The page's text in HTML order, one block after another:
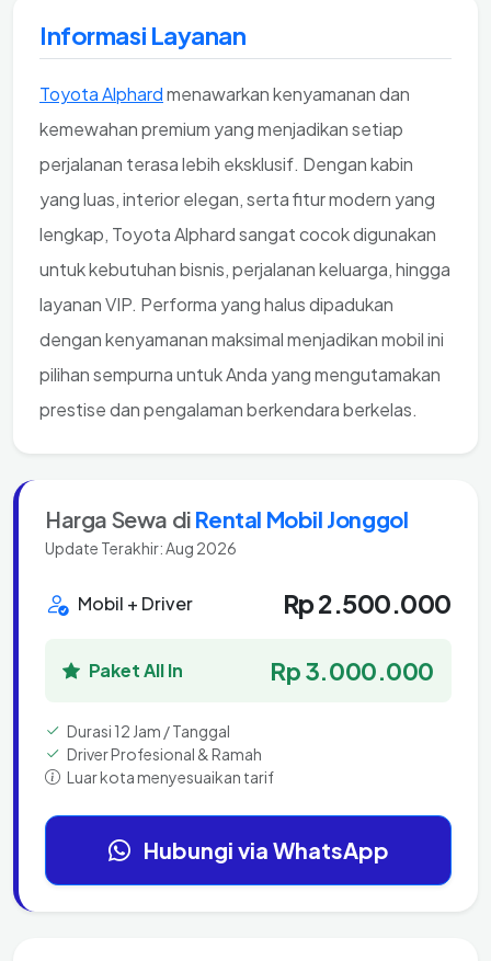
Informasi Layanan
Toyota Alphardmenawarkan kenyamanan dan
kemewahan premium yang menjadikan setiap
perjalanan terasa lebih eksklusif. Dengan kabin
yang luas, interior elegan, serta fitur modern yang
lengkap, Toyota Alphard sangat cocok digunakan
untuk kebutuhan bisnis, perjalanan keluarga, hingga
layanan VIP. Performa yang halus dipadukan
dengan kenyamanan maksimal menjadikan mobil ini
pilihan sempurna untuk Anda yang mengutamakan
prestise dan pengalaman berkendara berkelas.
Harga Sewa di Rental Mobil Jonggol
Update Terakhir: Aug 2026
Mobil + Driver Rp 2.500.000
Paket All In Rp 3.000.000
Durasi 12 Jam / Tanggal
Driver Profesional & Ramah
Luar kota menyesuaikan tarif
Hubungi via WhatsApp